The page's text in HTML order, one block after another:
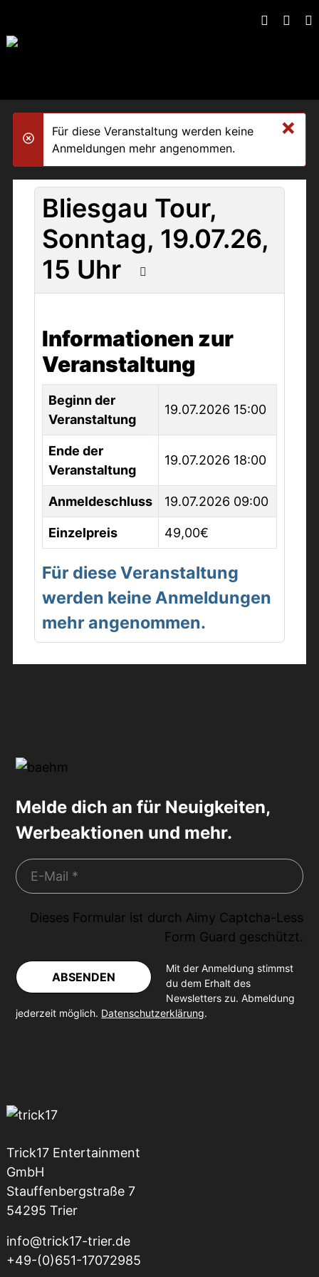
×
danger
Für diese Veranstaltung werden keine
Anmeldungen mehr angenommen.
Bliesgau Tour,
Sonntag, 19.07.26,
15 Uhr
Informationen zur
Veranstaltung
Beginn der
Veranstaltung
19.07.2026 15:00
Ende der
Veranstaltung
19.07.2026 18:00
Anmeldeschluss 19.07.2026 09:00
Einzelpreis 49,00€
Für diese Veranstaltung
werden keine Anmeldungen
mehr angenommen.
Melde dich an für Neuigkeiten,
Werbeaktionen und mehr.
Dieses Formular ist durch Aimy Captcha-Less
Form Guard geschützt.
ABSENDEN
Mit der Anmeldung stimmst
du dem Erhalt des
Newsletters zu. Abmeldung
jederzeit möglich. Datenschutzerklärung.
Trick17 Entertainment
GmbH
Stauffenbergstraße 7
54295 Trier
info@trick17-trier.de
+49-(0)651-17072985